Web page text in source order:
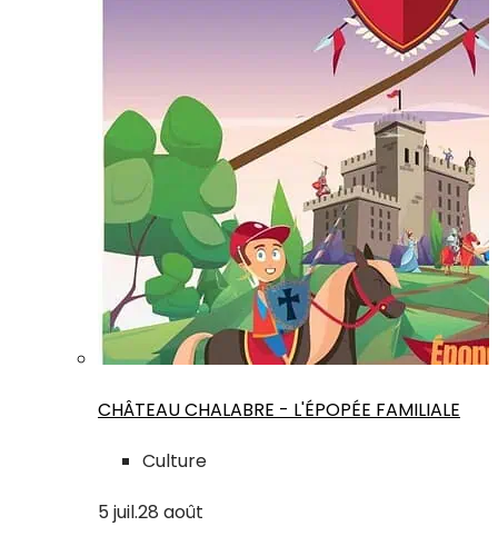
CHÂTEAU CHALABRE - L'ÉPOPÉE FAMILIALE
Culture
5 juil.28 août